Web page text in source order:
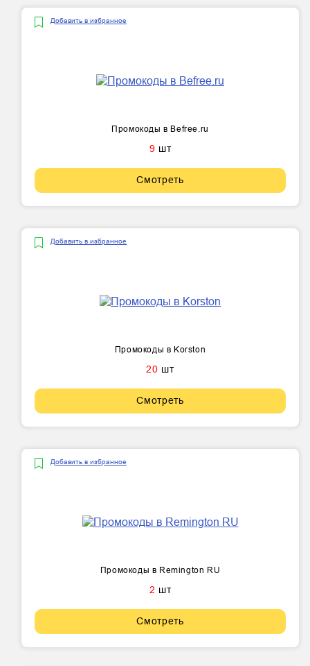
Добавить в избранное
Промокоды в Befree.ru
9 шт
Смотреть
Добавить в избранное
Промокоды в Korston
20 шт
Смотреть
Добавить в избранное
Промокоды в Remington RU
2 шт
Смотреть